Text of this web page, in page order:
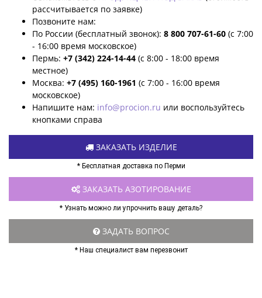
рассчитывается по заявке)
Позвоните нам:
По России (бесплатный звонок): 8 800 707-61-60 (с 7:00
- 16:00 время московское)
Пермь: +7 (342) 224-14-44 (с 8:00 - 18:00 время
местное)
Москва: +7 (495) 160-1961 (с 7:00 - 16:00 время
московское)
Напишите нам: info@procion.ru или воспользуйтесь
кнопками справа
ЗАКАЗАТЬ ИЗДЕЛИЕ
* Бесплатная доставка по Перми
ЗАКАЗАТЬ АЗОТИРОВАНИЕ
* Узнать можно ли упрочнить вашу деталь?
ЗАДАТЬ ВОПРОС
* Наш специалист вам перезвонит